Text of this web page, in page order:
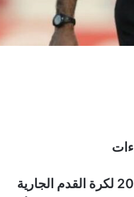
في خضم تصاعد حدّة التنافس في نهائيات كأس آسيا 2019 لكرة القدم الجارية